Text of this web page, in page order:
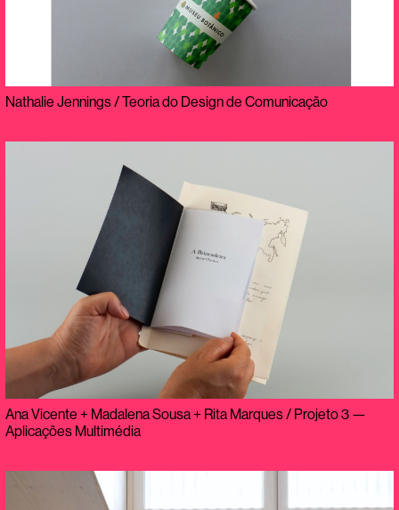
Nathalie Jennings / Teoria do Design de Comunicação
Ana Vicente + Madalena Sousa + Rita Marques / Projeto 3 —
Aplicações Multimédia